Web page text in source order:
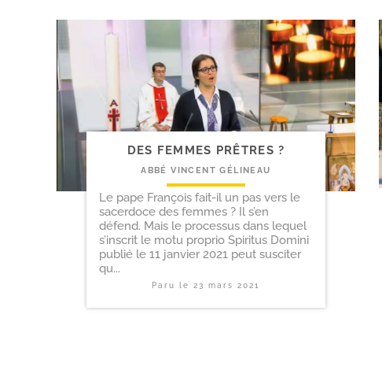
DES FEMMES PRÊTRES ?
ABBÉ VINCENT GÉLINEAU
Le pape François fait-il un pas vers le
sacerdoce des femmes ? Il s’en
défend. Mais le processus dans lequel
s’inscrit le motu proprio Spiritus Domini
publié le 11 janvier 2021 peut susciter
qu...
Paru le 23 mars 2021